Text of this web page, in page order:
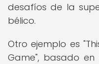
desafíos de la
bélico.
Otro ejemplo es
Game", basado